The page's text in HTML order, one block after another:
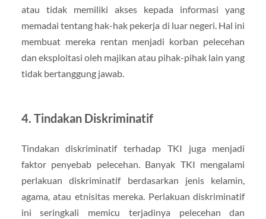
atau tidak memiliki akses kepada informasi yang
memadai tentang hak-hak pekerja di luar negeri. Hal ini
membuat mereka rentan menjadi korban pelecehan
dan eksploitasi oleh majikan atau pihak-pihak lain yang
tidak bertanggung jawab.
4. Tindakan Diskriminatif
Tindakan diskriminatif terhadap TKI juga menjadi
faktor penyebab pelecehan. Banyak TKI mengalami
perlakuan diskriminatif berdasarkan jenis kelamin,
agama, atau etnisitas mereka. Perlakuan diskriminatif
ini seringkali memicu terjadinya pelecehan dan